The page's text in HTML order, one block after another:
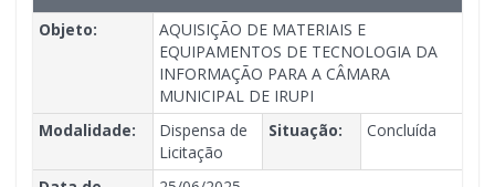
Objeto:
AQUISIÇÃO DE MATERIAIS E
EQUIPAMENTOS DE TECNOLOGIA DA
INFORMAÇÃO PARA A CÂMARA
MUNICIPAL DE IRUPI
Modalidade:
Dispensa de
Licitação
Situação: Concluída